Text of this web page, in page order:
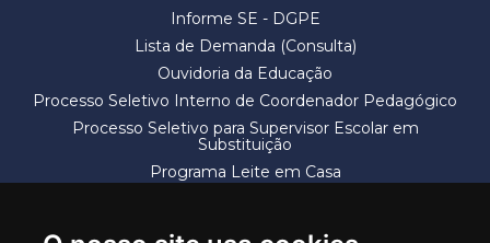
Informe SE - DGPE
Lista de Demanda (Consulta)
Ouvidoria da Educação
Processo Seletivo Interno de Coordenador Pedagógico
Processo Seletivo para Supervisor Escolar em
Substituição
Programa Leite em Casa